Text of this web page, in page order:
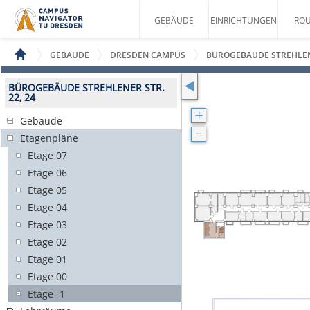
GEBÄUDE EINRICHTUNGEN
GEBÄUDE DRESDEN CAMPUS BÜROGEBÄUDE
BÜROGEBÄUDE STREHLENER STR.
22, 24
Gebäude
Etagenpläne
Etage 07
Etage 06
Etage 05
Etage 04
Etage 03
Etage 02
Etage 01
Etage 00
Etage -1